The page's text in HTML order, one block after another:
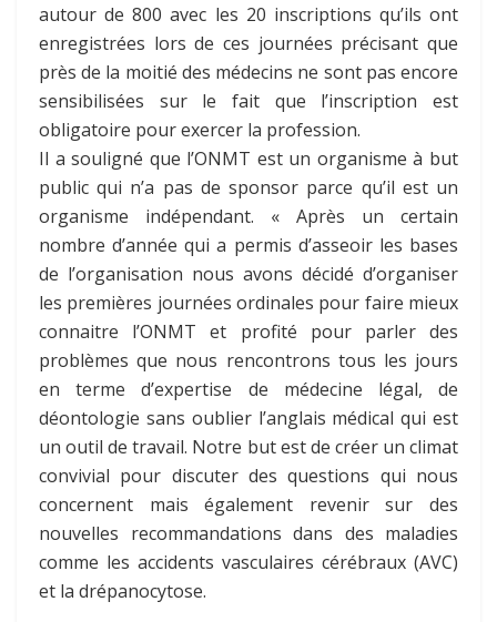
autour de 800 avec les 20 inscriptions qu’ils ont
enregistrées lors de ces journées précisant que
près de la moitié des médecins ne sont pas encore
sensibilisées sur le fait que l’inscription est
obligatoire pour exercer la profession.
Il a souligné que l’ONMT est un organisme à but
public qui n’a pas de sponsor parce qu’il est un
organisme indépendant. « Après un certain
nombre d’année qui a permis d’asseoir les bases
de l’organisation nous avons décidé d’organiser
les premières journées ordinales pour faire mieux
connaitre l’ONMT et profité pour parler des
problèmes que nous rencontrons tous les jours
en terme d’expertise de médecine légal, de
déontologie sans oublier l’anglais médical qui est
un outil de travail. Notre but est de créer un climat
convivial pour discuter des questions qui nous
concernent mais également revenir sur des
nouvelles recommandations dans des maladies
comme les accidents vasculaires cérébraux (AVC)
et la drépanocytose.